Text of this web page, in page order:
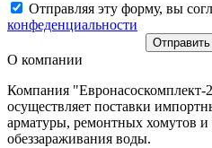
Отправляя эту форму, вы
конфеденциальности
Отправить
О компании
Компания "Евронасоскомплект-
осуществляет поставки
арматуры, ремонтных хомутов
обеззараживания воды.